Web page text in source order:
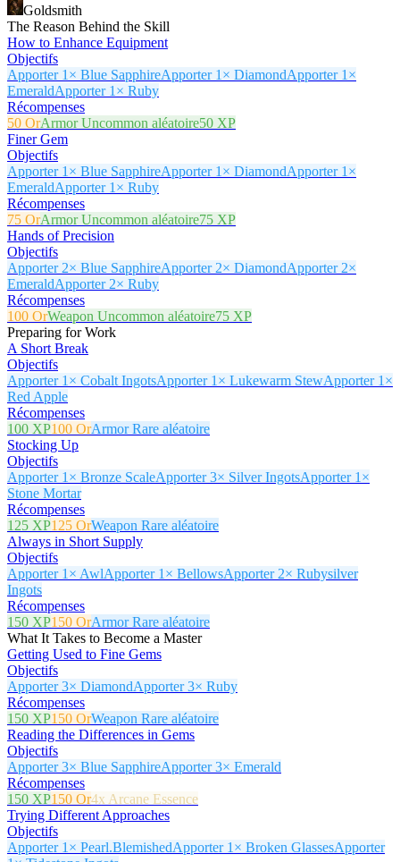
Goldsmith
The Reason Behind the Skill
How to Enhance Equipment
Objectifs
Apporter 1× Blue SapphireApporter 1× DiamondApporter 1×
EmeraldApporter 1× Ruby
Récompenses
50 OrArmor Uncommon aléatoire50 XP
Finer Gem
Objectifs
Apporter 1× Blue SapphireApporter 1× DiamondApporter 1×
EmeraldApporter 1× Ruby
Récompenses
75 OrArmor Uncommon aléatoire75 XP
Hands of Precision
Objectifs
Apporter 2× Blue SapphireApporter 2× DiamondApporter 2×
EmeraldApporter 2× Ruby
Récompenses
100 OrWeapon Uncommon aléatoire75 XP
Preparing for Work
A Short Break
Objectifs
Apporter 1× Cobalt IngotsApporter 1× Lukewarm StewApporter 1×
Red Apple
Récompenses
100 XP100 OrArmor Rare aléatoire
Stocking Up
Objectifs
Apporter 1× Bronze ScaleApporter 3× Silver IngotsApporter 1×
Stone Mortar
Récompenses
125 XP125 OrWeapon Rare aléatoire
Always in Short Supply
Objectifs
Apporter 1× AwlApporter 1× BellowsApporter 2× Rubysilver
Ingots
Récompenses
150 XP150 OrArmor Rare aléatoire
What It Takes to Become a Master
Getting Used to Fine Gems
Objectifs
Apporter 3× DiamondApporter 3× Ruby
Récompenses
150 XP150 OrWeapon Rare aléatoire
Reading the Differences in Gems
Objectifs
Apporter 3× Blue SapphireApporter 3× Emerald
Récompenses
150 XP150 Or4x Arcane Essence
Trying Different Approaches
Objectifs
Apporter 1× Pearl.BlemishedApporter 1× Broken GlassesApporter